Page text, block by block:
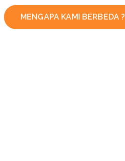
MENGAPA KAMI BERBEDA ?